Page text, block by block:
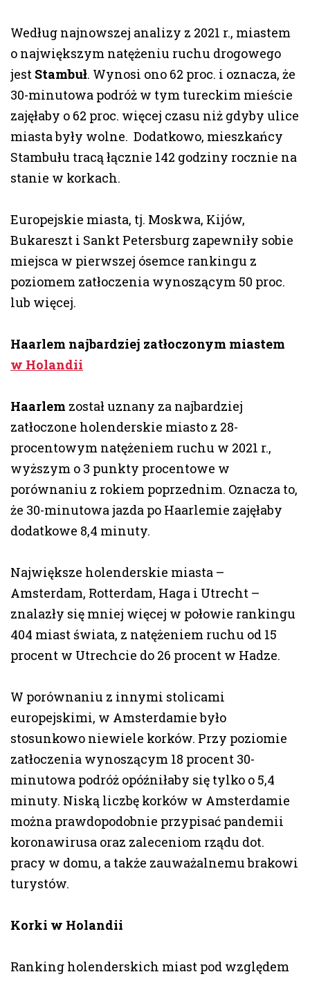
Według najnowszej analizy z 2021 r., miastem
o największym natężeniu ruchu drogowego
jest Stambuł. Wynosi ono 62 proc. i oznacza, że
30-minutowa podróż w tym tureckim mieście
zajęłaby o 62 proc. więcej czasu niż gdyby ulice
miasta były wolne. Dodatkowo, mieszkańcy
Stambułu tracą łącznie 142 godziny rocznie na
stanie w korkach.
Europejskie miasta, tj. Moskwa, Kijów,
Bukareszt i Sankt Petersburg zapewniły sobie
miejsca w pierwszej ósemce rankingu z
poziomem zatłoczenia wynoszącym 50 proc.
lub więcej.
Haarlem najbardziej zatłoczonym miastem
w Holandii
Haarlem został uznany za najbardziej
zatłoczone holenderskie miasto z 28-
procentowym natężeniem ruchu w 2021 r.,
wyższym o 3 punkty procentowe w
porównaniu z rokiem poprzednim. Oznacza to,
że 30-minutowa jazda po Haarlemie zajęłaby
dodatkowe 8,4 minuty.
Największe holenderskie miasta –
Amsterdam, Rotterdam, Haga i Utrecht –
znalazły się mniej więcej w połowie rankingu
404 miast świata, z natężeniem ruchu od 15
procent w Utrechcie do 26 procent w Hadze.
W porównaniu z innymi stolicami
europejskimi, w Amsterdamie było
stosunkowo niewiele korków. Przy poziomie
zatłoczenia wynoszącym 18 procent 30-
minutowa podróż opóźniłaby się tylko o 5,4
minuty. Niską liczbę korków w Amsterdamie
można prawdopodobnie przypisać pandemii
koronawirusa oraz zaleceniom rządu dot.
pracy w domu, a także zauważalnemu brakowi
turystów.
Korki w Holandii
Ranking holenderskich miast pod względem